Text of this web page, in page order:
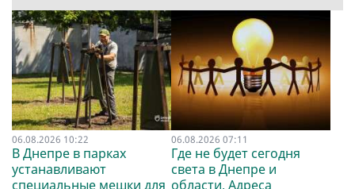
06.08.2026 10:22
В Днепре в парках
устанавливают
специальные мешки для
06.08.2026 07:11
Где не будет сегодня
света в Днепре и
области. Адреса